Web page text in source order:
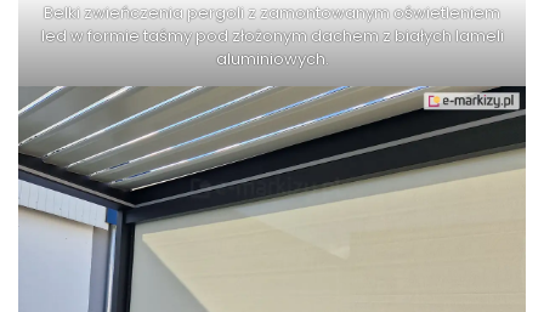
Belki zwieńczenia pergoli z zamontowanym oświetleniem
led w formie taśmy pod złożonym dachem z białych lameli
aluminiowych.